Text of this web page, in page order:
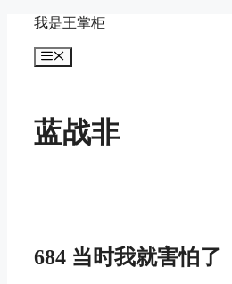
content
我是王掌柜
Menu
蓝战非
684 当时我就害怕了